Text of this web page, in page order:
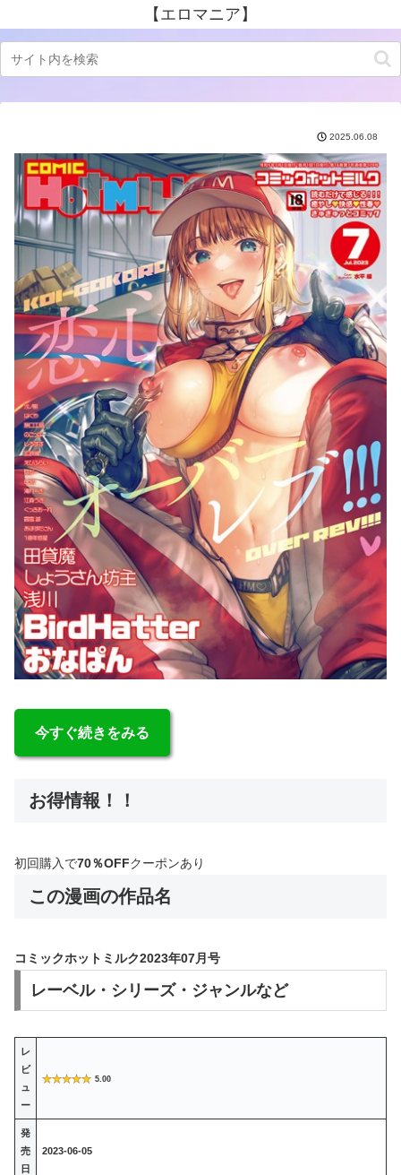
【エロマニア】
2025.06.08
今すぐ続きをみる
お得情報！！
初回購入で70％OFFクーポンあり
この漫画の作品名
コミックホットミルク2023年07月号
レーベル・シリーズ・ジャンルなど
レ
ビ
ュ
ー
5.00
発
売
日
2023-06-05